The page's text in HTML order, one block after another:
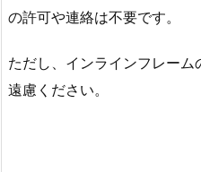
の許可や連絡は不要です。
ただし、インラインフレー
遠慮ください。